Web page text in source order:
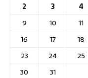
2
3 4
9
10 11
16
17 18
23
24 25
30
31